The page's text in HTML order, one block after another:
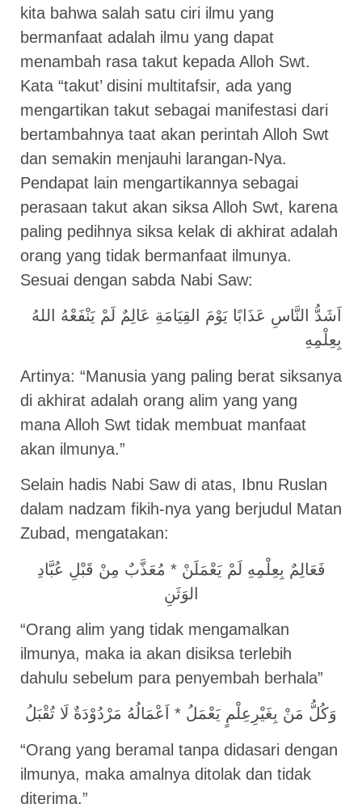
kita bahwa salah satu ciri ilmu yang
bermanfaat adalah ilmu yang dapat
menambah rasa takut kepada Alloh Swt.
Kata “takut’ disini multitafsir, ada yang
mengartikan takut sebagai manifestasi dari
bertambahnya taat akan perintah Alloh Swt
dan semakin menjauhi larangan-Nya.
Pendapat lain mengartikannya sebagai
perasaan takut akan siksa Alloh Swt, karena
paling pedihnya siksa kelak di akhirat adalah
orang yang tidak bermanfaat ilmunya.
Sesuai dengan sabda Nabi Saw:
اَشَدُّ النَّاسِ عَذَابًا يَوْمَ القِيَامَةِ عَالِمٌ لَمْ يَنْفَعْهُ اللهُ
بِعِلْمِهِ
Artinya: “Manusia yang paling berat siksanya
di akhirat adalah orang alim yang yang
mana Alloh Swt tidak membuat manfaat
akan ilmunya.”
Selain hadis Nabi Saw di atas, Ibnu Ruslan
dalam nadzam fikih-nya yang berjudul Matan
Zubad, mengatakan:
فَعَالِمٌ بِعِلْمِهِ لَمْ يَعْمَلَنْ * مُعَذَّبٌ مِنْ قَبْلِ عُبَّادِ
الوَثَنِ
“Orang alim yang tidak mengamalkan
ilmunya, maka ia akan disiksa terlebih
dahulu sebelum para penyembah berhala”
وَكُلُّ مَنْ بِغَيْرِعِلْمٍ يَعْمَلُ * اَعْمَالُهُ مَرْدُوْدَةٌ لَا تُقْبَلُ
“Orang yang beramal tanpa didasari dengan
ilmunya, maka amalnya ditolak dan tidak
diterima.”